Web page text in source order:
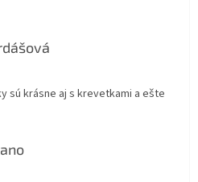
je 5 z 5 hviezdičiek.
sú krásne aj s krevetkami a ešte
je 5 z 5 hviezdičiek.